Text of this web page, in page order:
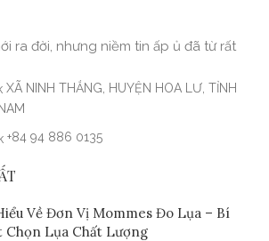
ra đời, nhưng niềm tin ấp ủ đã từ rất
XÃ NINH THẮNG, HUYỆN HOA LƯ, TỈNH
+84 94 886 0135
Về Đơn Vị Mommes Đo Lụa – Bí
Chọn Lụa Chất Lượng